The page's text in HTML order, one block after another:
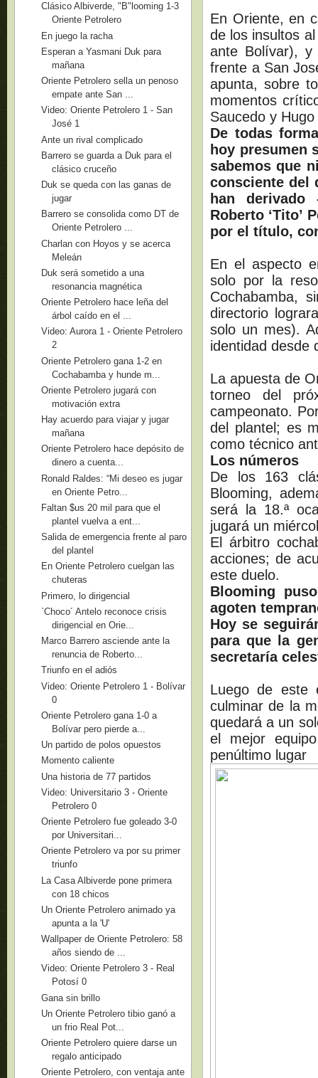
En Oriente, en
de los insultos
ante Bolívar),
frente a San
apunta, sobre
momentos
Saucedo y
De todas
hoy presumen
sabemos que
consciente del
han
Roberto ‘Tito’
por el título,
En el aspecto
solo por la
Cochabamba,
directorio
solo un mes).
identidad desde
La apuesta de
torneo del
campeonato.
del plantel; es
como técnico
Los números
De los 163
Blooming,
será la 18.ª
jugará un
El árbitro
acciones; de
este duelo.
Blooming
agoten
Hoy se
para que la
secretaría
Luego de este
culminar de la
quedará a un
el mejor
penúltimo lugar
Clásico Albiverde, "B"looming 1-3
Oriente Petrolero
En juego la racha
Esperan a Yasmani Duk para
mañana
Oriente Petrolero sella un penoso
empate ante San ...
Video: Oriente Petrolero 1 - San
José 1
Ante un rival complicado
Barrero se guarda a Duk para el
clásico cruceño
Duk se queda con las ganas de
jugar
Barrero se consolida como DT de
Oriente Petrolero ...
Charlan con Hoyos y se acerca
Meleán
Duk será sometido a una
resonancia magnética
Oriente Petrolero hace leña del
árbol caído en el ...
Video: Aurora 1 - Oriente Petrolero
2
Oriente Petrolero gana 1-2 en
Cochabamba y hunde m...
Oriente Petrolero jugará con
motivación extra
Hay acuerdo para viajar y jugar
mañana
Oriente Petrolero hace depósito de
dinero a cuenta...
Ronald Raldes: “Mi deseo es jugar
en Oriente Petro...
Faltan $us 20 mil para que el
plantel vuelva a ent...
Salida de emergencia frente al paro
del plantel
En Oriente Petrolero cuelgan las
chuteras
Primero, lo dirigencial
`Choco´ Antelo reconoce crisis
dirigencial en Orie...
Marco Barrero asciende ante la
renuncia de Roberto...
Triunfo en el adiós
Video: Oriente Petrolero 1 - Bolívar
0
Oriente Petrolero gana 1-0 a
Bolívar pero pierde a...
Un partido de polos opuestos
Momento caliente
Una historia de 77 partidos
Video: Universitario 3 - Oriente
Petrolero 0
Oriente Petrolero fue goleado 3-0
por Universitari...
Oriente Petrolero va por su primer
triunfo
La Casa Albiverde pone primera
con 18 chicos
Un Oriente Petrolero animado ya
apunta a la 'U'
Wallpaper de Oriente Petrolero: 58
años siendo de ...
Video: Oriente Petrolero 3 - Real
Potosí 0
Gana sin brillo
Un Oriente Petrolero tibio ganó a
un frio Real Pot...
Oriente Petrolero quiere darse un
regalo anticipado
Oriente Petrolero, con ventaja ante